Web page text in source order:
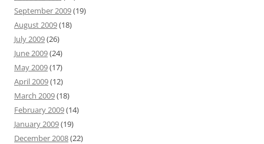
September 2009(19)
August 2009(18)
July 2009(26)
June 2009(24)
May 2009(17)
April 2009(12)
March 2009(18)
February 2009(14)
January 2009(19)
December 2008(22)